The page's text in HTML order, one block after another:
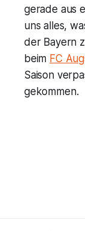
gerade aus
uns alles,
der Bayern
beim FC
Saison
gekommen.